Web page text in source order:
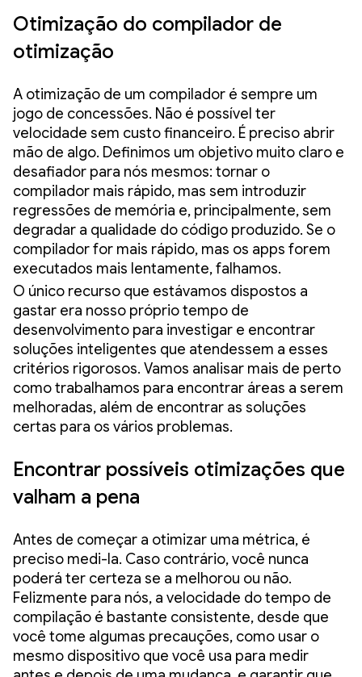
Otimização do compilador de
otimização
A otimização de um compilador é sempre um
jogo de concessões. Não é possível ter
velocidade sem custo financeiro. É preciso abrir
mão de algo. Definimos um objetivo muito claro e
desafiador para nós mesmos: tornar o
compilador mais rápido, mas sem introduzir
regressões de memória e, principalmente, sem
degradar a qualidade do código produzido. Se o
compilador for mais rápido, mas os apps forem
executados mais lentamente, falhamos.
O único recurso que estávamos dispostos a
gastar era nosso próprio tempo de
desenvolvimento para investigar e encontrar
soluções inteligentes que atendessem a esses
critérios rigorosos. Vamos analisar mais de perto
como trabalhamos para encontrar áreas a serem
melhoradas, além de encontrar as soluções
certas para os vários problemas.
Encontrar possíveis otimizações que
valham a pena
Antes de começar a otimizar uma métrica, é
preciso medi-la. Caso contrário, você nunca
poderá ter certeza se a melhorou ou não.
Felizmente para nós, a velocidade do tempo de
compilação é bastante consistente, desde que
você tome algumas precauções, como usar o
mesmo dispositivo que você usa para medir